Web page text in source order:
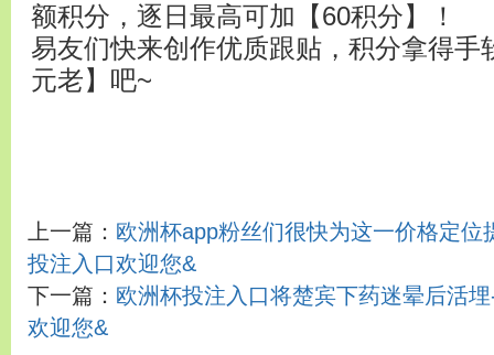
额积分，逐日最高可加【60积分】！
易友们快来创作优质跟贴，积分拿得手
元老】吧~
上一篇： 欧洲杯app粉丝们很快为这一价格定
投注入口欢迎您&
下一篇： 欧洲杯投注入口将楚宾下药迷晕后活
欢迎您&